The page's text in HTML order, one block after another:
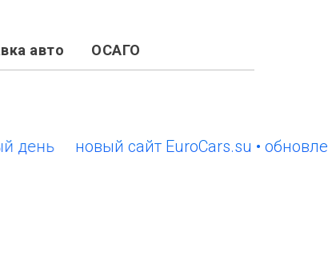
авто ОСАГО
новый сайт EuroCars.su • обновления